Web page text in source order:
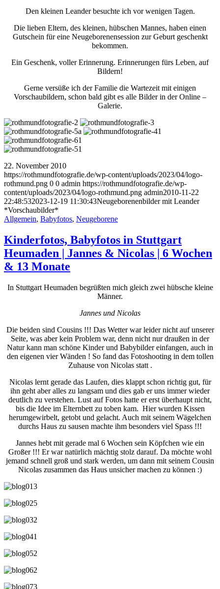
Den kleinen Leander besuchte ich vor wenigen Tagen.
Die lieben Eltern, des kleinen, hübschen Mannes, haben einen
Gutschein für eine Neugeborenensession zur Geburt geschenkt
bekommen.
Ein Geschenk, voller Erinnerung. Erinnerungen fürs Leben, auf
Bildern!
Gerne versüße ich der Familie die Wartezeit mit einigen
Vorschaubildern, schon bald gibt es alle Bilder in der Online –
Galerie.
22. November 2010
https://rothmundfotografie.de/wp-content/uploads/2023/04/logo-
rothmund.png 0 0 admin https://rothmundfotografie.de/wp-
content/uploads/2023/04/logo-rothmund.png admin2010-11-22
22:48:532023-12-19 11:30:43Neugeborenenbilder mit Leander
*Vorschaubilder*
Allgemein, Babyfotos, Neugeborene
Kinderfotos, Babyfotos in Stuttgart
Heumaden | Jannes & Nicolas | 6 Wochen
& 13 Monate
In Stuttgart Heumaden begrüßten mich gleich zwei hübsche kleine
Männer.
Jannes und Nicolas
Die beiden sind Cousins !!! Das Wetter war leider nicht auf unserer
Seite, was aber kein Problem war, denn nicht nur draußen in der
Natur kann man schöne Kinder und Babybilder einfangen, auch in
den eigenen vier Wänden ! So fand das Fotoshooting in dem tollen
Zuhause von Nicolas statt .
Nicolas lernt gerade das Laufen, dies klappt schon richtig gut, für
ihn geht aber alles zu langsam und dies gab er uns immer wieder
deutlich zu verstehen. Lust auf Fotos hatte er erst überhaupt nicht,
bis die Idee im Elternbett zu toben kam. Hier wurden Kissen
herumgewirbelt, getobt und gelacht. Auch mit seinem Wägelchen
durchs Haus zu sausen machte ihm besonders viel Spass !!!
Jannes hebt mit gerade mal 6 Wochen sein Köpfchen wie ein
Großer !!! Er war natürlich mächtig stolz darauf. Da möchte wohl
jemand schnell groß und stark werden, um dann mit seinem Cousin
Nicolas zusammen das Haus unsicher machen zu können :)